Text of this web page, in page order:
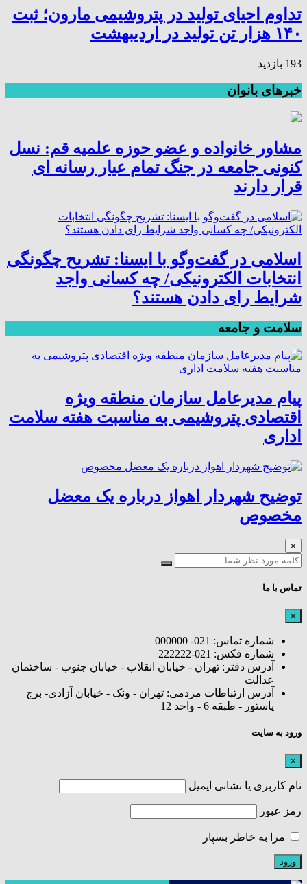
تداوم احیای تولید در پتروشیمی مارون؛ ثبت
۱۴۰ هزار تن تولید در اردیبهشت
193 بازدید
خبرهای بانوان
مشاور خانواده و عضو حوزه علمیه قم: نسل
کنونی جامعه در جنگ تمام عیار رسانه ای
قرار دارند
اسلامی در گفت‌وگو با ایسنا: تشریح چگونگی
انتخابات الکترونیکی/ چه کسانی واجد
شرایط رای دادن هستند؟
سلامت و جامعه
پیام مدیرعامل سازمان منطقه ویژه
اقتصادی پتروشیمی به مناسبت هفته سلامت
اداری
توضیح شهردار اهواز درباره یک معضل
مخصوص
×
تماس با ما
×
شماره تماس: 021- 000000
شماره فکس: 021-222222
آدرس دفتر: تهران - خیابان انقلاب - خیابان جنوب - ساختمان
عدالت
آدرس ارتباطات مردمی: تهران - ونک - خیابان آزادی- برج
پاستور - طبقه 6 - واحد 12
ورود به سایت
×
نام کاربری یا نشانی ایمیل
رمز عبور
مرا به خاطر بسپار